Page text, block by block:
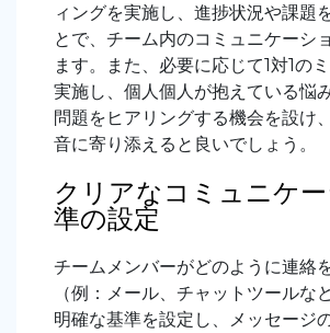
ィングを実施し、進捗状況や課題
とで、チーム内のコミュニケーシ
ます。また、必要に応じて1対1の
実施し、個人個人が抱えている悩
問題をヒアリングする機会を設け
音に寄り添えると良いでしょう。
クリアなコミュニケ
準の設定
チームメンバーがどのように連絡
（例：メール、チャットツールな
明確な基準を設定し、メッセージ